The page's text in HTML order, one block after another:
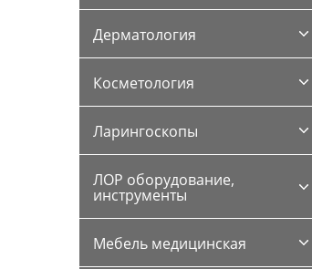
Дерматология
Косметология
Ларингоскопы
ЛОР оборудование,
инструменты
Мебель медицинская